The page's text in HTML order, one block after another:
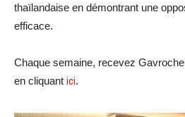
thaïlandaise en démontrant une
efficace.
Chaque semaine, recevez
en cliquant ici.